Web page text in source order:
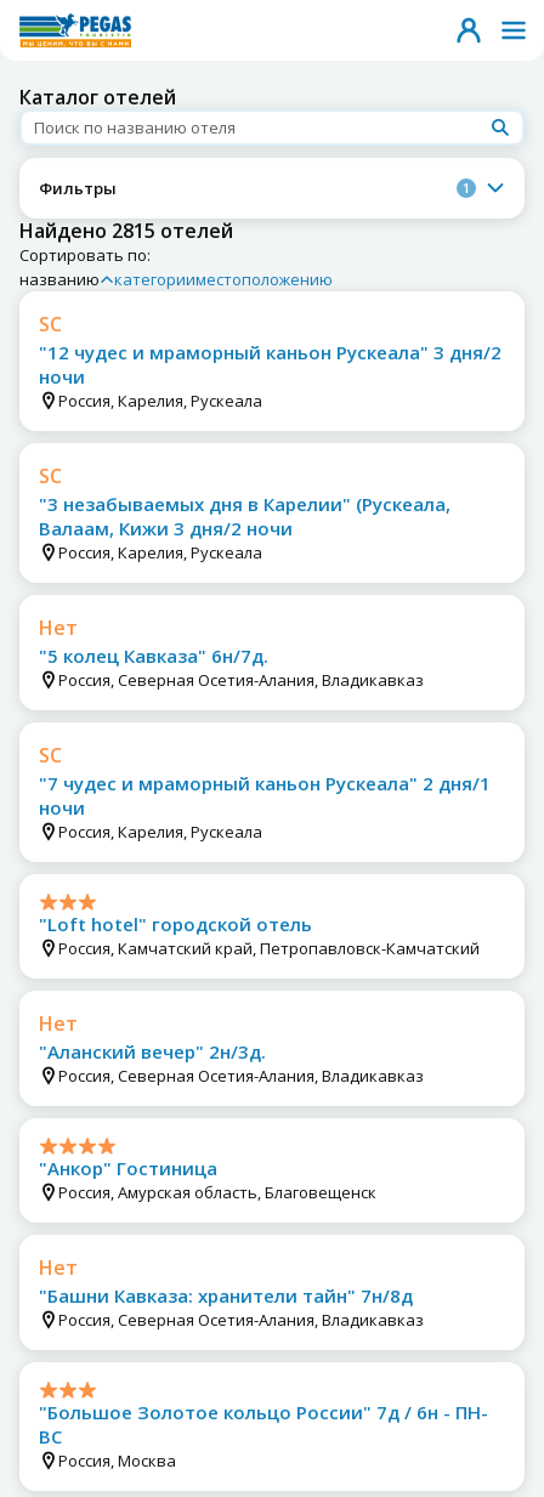
Каталог отелей
Фильтры 1
Найдено 2815 отелей
Сортировать по:
названию
категорииместоположению
SC
"12 чудес и мраморный каньон Рускеала" 3 дня/2
ночи
Россия, Карелия, Рускеала
SC
"3 незабываемых дня в Карелии" (Рускеала,
Валаам, Кижи 3 дня/2 ночи
Россия, Карелия, Рускеала
Нет
"5 колец Кавказа" 6н/7д.
Россия, Северная Осетия-Алания, Владикавказ
SC
"7 чудес и мраморный каньон Рускеала" 2 дня/1
ночи
Россия, Карелия, Рускеала
"Loft hotel" городской отель
Россия, Камчатский край, Петропавловск-Камчатский
Нет
"Аланский вечер" 2н/3д.
Россия, Северная Осетия-Алания, Владикавказ
"Анкор" Гостиница
Россия, Амурская область, Благовещенск
Нет
"Башни Кавказа: хранители тайн" 7н/8д
Россия, Северная Осетия-Алания, Владикавказ
"Большое Золотое кольцо России" 7д / 6н - ПН-
ВС
Россия, Москва